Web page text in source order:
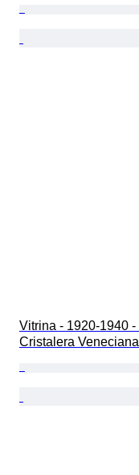
Vitrina - 1920-1940 -
Cristalera Veneciana